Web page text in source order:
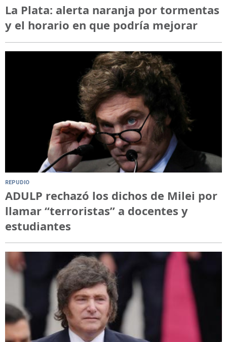
La Plata: alerta naranja por tormentas
y el horario en que podría mejorar
REPUDIO
ADULP rechazó los dichos de Milei por
llamar “terroristas” a docentes y
estudiantes